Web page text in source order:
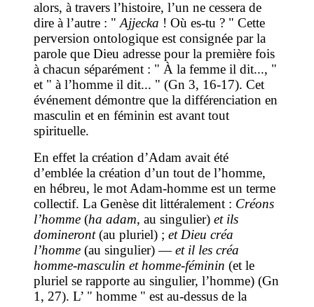
alors, à travers l’histoire, l’un ne cessera de
dire à l’autre : "Ajjecka ! Où es-tu ? " Cette
perversion ontologique est consignée par la
parole que Dieu adresse pour la première fois
à chacun séparément : " À la femme il dit..., "
et " à l’homme il dit... " (Gn 3, 16-17). Cet
événement démontre que la différenciation en
masculin et en féminin est avant tout
spirituelle.
En effet la création d’Adam avait été
d’emblée la création d’un tout de l’homme,
en hébreu, le mot Adam-homme est un terme
collectif. La Genèse dit littéralement : Créons
l’homme (ha adam, au singulier) et ils
domineront(au pluriel) ; et Dieu créa
l’homme (au singulier) —et il les créa
homme-masculin et homme-féminin (et le
pluriel se rapporte au singulier, l’homme) (Gn
1, 27). L’ " homme " est au-dessus de la